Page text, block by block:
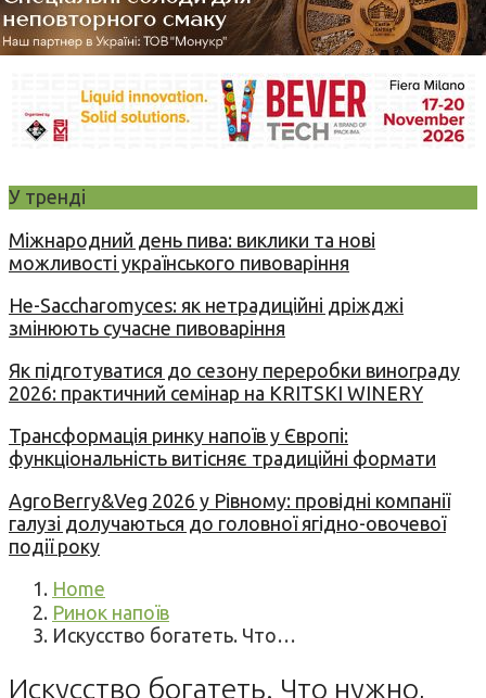
У тренді
Міжнародний день пива: виклики та нові
можливості українського пивоваріння
Не-Saccharomyces: як нетрадиційні дріжджі
змінюють сучасне пивоваріння
Як підготуватися до сезону переробки винограду
2026: практичний семінар на KRITSKI WINERY
Трансформація ринку напоїв у Європі:
функціональність витісняє традиційні формати
AgroBerry&Veg 2026 у Рівному: провідні компанії
галузі долучаються до головної ягідно-овочевої
події року
Home
Ринок напоїв
Искусство богатеть. Что…
Искусство богатеть. Что нужно,